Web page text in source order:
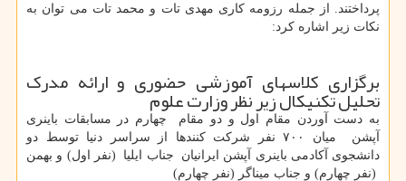
پرداختند. از جمله رزومه کاری مهدی تات و محمد تات می توان به
نکات زیر اشاره کرد:
برگزاری کلاسهای آموزشی حضوری و ارائه مدرک
تحلیل تکنیکال زیر نظر وزارت علوم
به دست آوردن مقام اول و دو مقام چهارم در مسابقات باینری
آپشن میان ۷۰۰ نفر شرکت کنندها از سراسر دنیا توسط دو
دانشجوی آکادمی باینری آپشن ایرانیان جناب ایلیا (نفر اول) و بهمن
(نفر چهارم) و جناب میناگر (نفر چهارم)